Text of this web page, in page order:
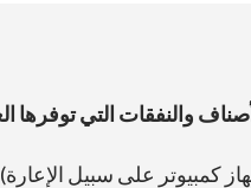
والنفقات التي توفرها
كمبيوتر على سبيل الإعارة)